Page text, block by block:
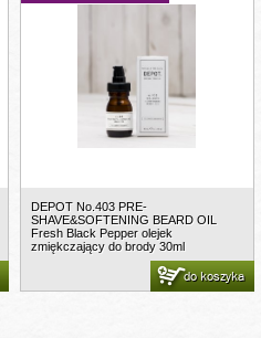
DEPOT No.403 PRE-
SHAVE&SOFTENING BEARD OIL
Fresh Black Pepper olejek
zmiękczający do brody 30ml
do koszyka